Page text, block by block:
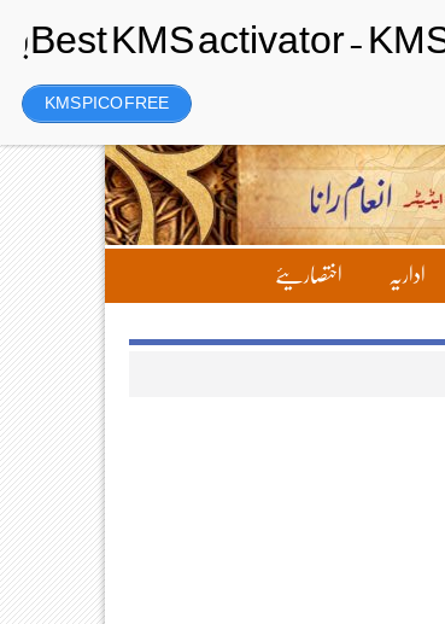
Saturday، 8 August 2026ء
اداریہ اختصاریئے
KMS PICO FREE